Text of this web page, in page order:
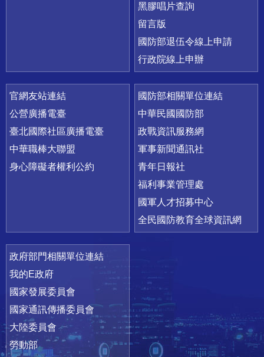
黑膠唱片查詢
留言版
國防部退伍令線上申請
行政院線上申辦
官網友站連結
公營廣播電臺
臺北國際社區廣播電臺
中華職棒大聯盟
身心障礙者權利公約
國防部相關單位連結
中華民國國防部
政戰資訊服務網
軍事新聞通訊社
青年日報社
福利事業管理處
國軍人才招募中心
全民國防教育全球資訊網
政府部門相關單位連結
我的E政府
國家發展委員會
國家通訊傳播委員會
大陸委員會
勞動部